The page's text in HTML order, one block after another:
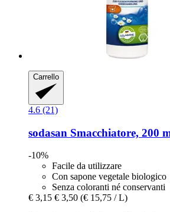
Carrello
4.6 (21)
sodasan Smacchiatore, 200
-10%
Facile da utilizzare
Con sapone vegetale biologico
Senza coloranti né conservanti
€ 3,15 € 3,50 (€ 15,75 / L)